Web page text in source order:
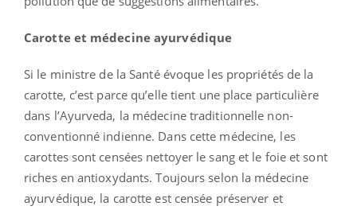
Carotte et médecine ayurvédique
Si le ministre de la Santé évoque les propriétés de la
carotte, c’est parce qu’elle tient une place particulière
dans l’Ayurveda, la médecine traditionnelle non-
conventionné indienne. Dans cette médecine, les
carottes sont censées nettoyer le sang et le foie et sont
riches en antioxydants. Toujours selon la médecine
ayurvédique, la carotte est censée préserver et